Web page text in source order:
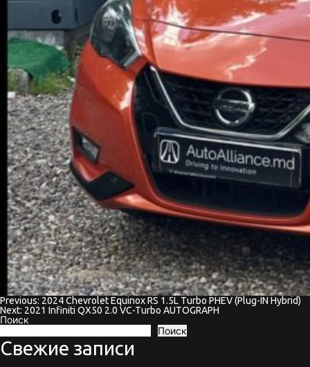
Навигация
по
записям
Previous: 2024 Chevrolet Equinox RS 1.5L Turbo PHEV (Plug-IN Hybrid)
Next: 2021 Infiniti QX50 2.0 VC-Turbo AUTOGRAPH
Поиск
Поиск
Свежие записи